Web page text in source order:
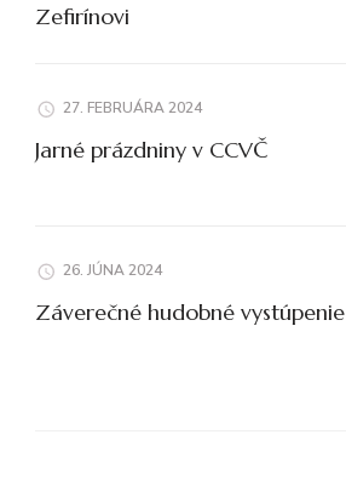
Zefirínovi
27. FEBRUÁRA 2024
Jarné prázdniny v CCVČ
26. JÚNA 2024
Záverečné hudobné vystúpenie